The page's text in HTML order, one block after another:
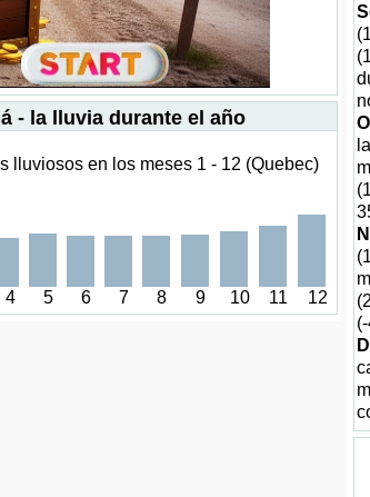
- la lluvia durante el año
lluviosos en los meses 1 - 12 (Quebec)
4 5 6 7 8 9 10 11 12